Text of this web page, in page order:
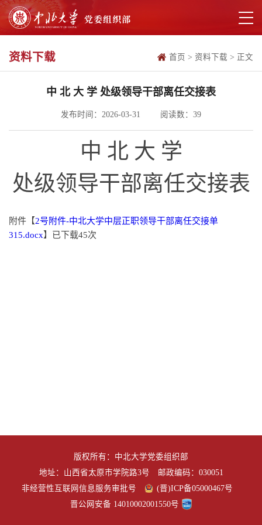
资料下载 首页 > 资料下载 > 正文
中 北 大 学 处级领导干部离任交接表
发布时间：2026-03-31 阅读数： 39
中 北 大 学
处级领导干部离任交接表
附件【2号附件-中北大学中层正职领导干部离任交接单
315.docx】已下载45次
版权所有：中北大学党委组织部
地址：山西省太原市学院路3号 邮政编码：030051
非经营性互联网信息服务审批号
(晋)ICP备05000467号
晋公网安备 14010002001550号